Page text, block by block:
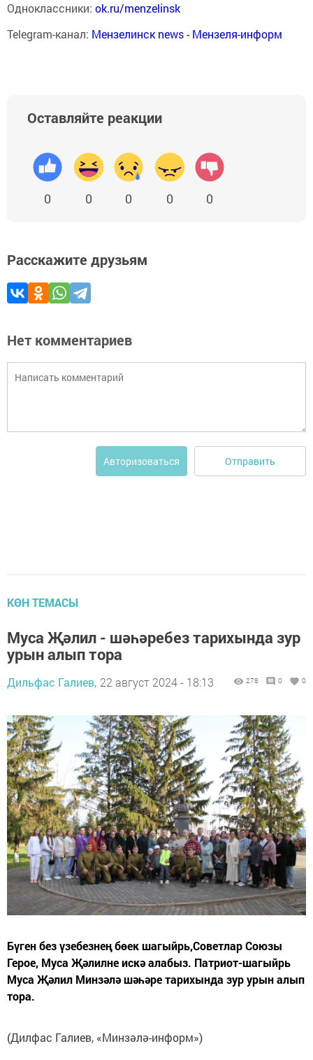
Одноклассники: ok.ru/menzelinsk
Telegram-канал: Мензелинск news - Мензеля-информ
Оставляйте реакции
0 0 0 0 0
Расскажите друзьям
Нет комментариев
Авторизоваться Отправить
КӨН ТЕМАСЫ
Муса Җәлил - шәһәребез тарихында зур
урын алып тора
Дильфас Галиев, 22 август 2024 - 18:13 278 0 0
Бүген без үзебезнең бөек шагыйрь,Советлар Союзы
Герое, Муса Җәлилне искә алабыз. Патриот-шагыйрь
Муса Җәлил Минзәлә шәһәре тарихында зур урын алып
тора.
(Дилфас Галиев, «Минзәлә-информ»)